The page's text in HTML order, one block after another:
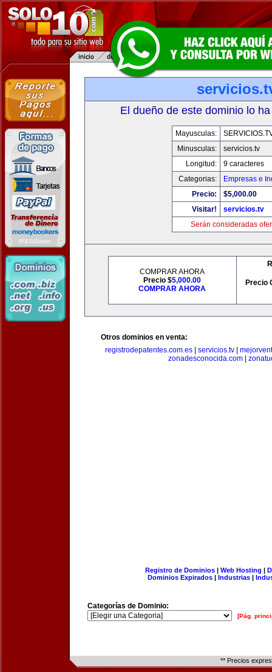
El dueño de este dominio lo
Mayusculas:
Minusculas:
servicios.tv
Longitud:
9 caracteres
Categorias:
Empresas e
Precio:
$5,000.00
Visitar!
servicios.tv
Serán consideradas
COMPRAR AHORA
Precio $5,000.00
COMPRAR AHORA
Precio
Otros dominios en venta:
registrodepatentes.com.es
servicios.tv
zonadesconocida.com|
Registro de Dominios| Web Hosting |
Dominios Expirados | Industrias |
Categorías de Dominio:
[Pág.
** Precios